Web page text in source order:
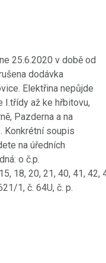
25.6.2020 v době od
dodávka
Elektřina nepůjde
I.třídy až ke hřbitovu,
Pazderna a na
Konkrétní soupis
na úředních
o č.p.
18, 20, 21, 40, 41,
1, č. 64U, č. p.